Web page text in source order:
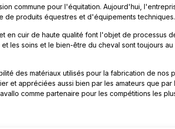
commune pour l'équitation. Aujourd'hui,
de produits équestres et d'équipements techniques.
en cuir de haute qualité font l'objet de processus
les soins et le bien-être du cheval sont toujours
des matériaux utilisés pour la fabrication de nos
et appréciées aussi bien par les amateurs que par
comme partenaire pour les compétitions les